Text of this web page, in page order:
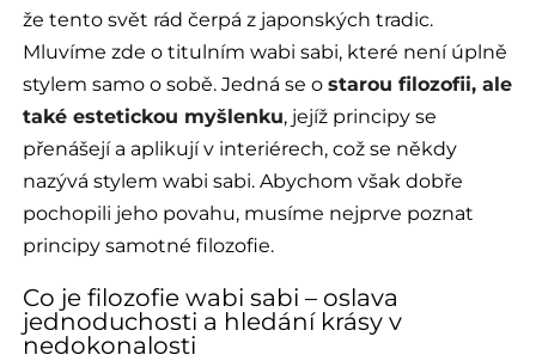
že tento svět rád čerpá z japonských tradic.
Mluvíme zde o titulním wabi sabi, které není úplně
stylem samo o sobě. Jedná se ostarou filozofii, ale
také estetickou myšlenku, jejíž principy se
přenášejí a aplikují v interiérech, což se někdy
nazývá stylem wabi sabi. Abychom však dobře
pochopili jeho povahu, musíme nejprve poznat
principy samotné filozofie.
Co je filozofie wabi sabi – oslava
jednoduchosti a hledání krásy v
nedokonalosti